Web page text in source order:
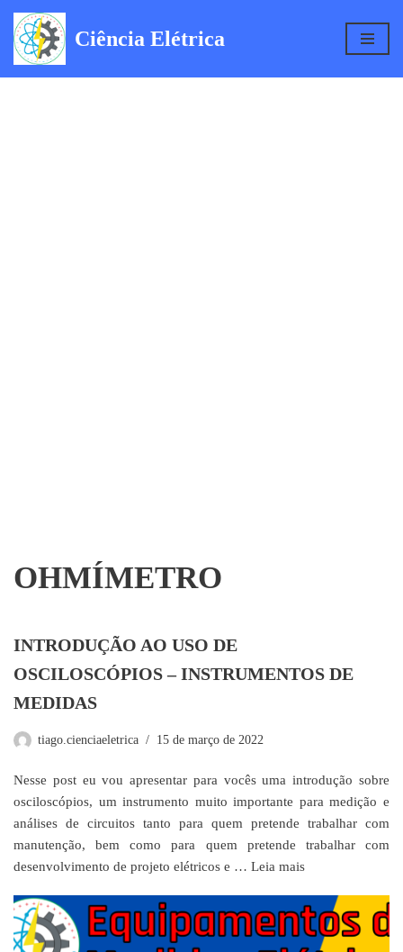
Pular
Ciência Elétrica
OHMÍMETRO
INTRODUÇÃO AO USO DE
OSCILOSCÓPIOS – INSTRUMENTOS DE
MEDIDAS
tiago.cienciaeletrica 15 de março de 2022
Nesse post eu vou apresentar para vocês uma introdução sobre
osciloscópios, um instrumento muito importante para medição e
análises de circuitos tanto para quem pretende trabalhar com
manutenção, bem como para quem pretende trabalhar com
desenvolvimento de projeto elétricos e … Leia mais